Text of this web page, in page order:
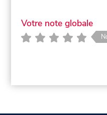
Votre note globale